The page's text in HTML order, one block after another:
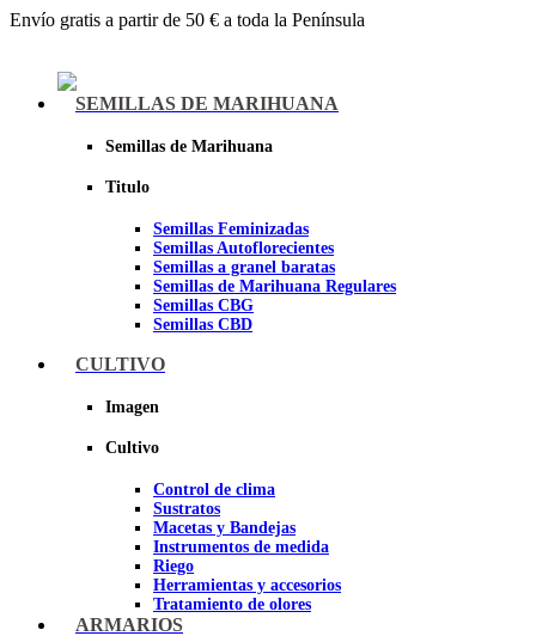
Envío gratis a partir de 50 € a toda la Península
SEMILLAS DE MARIHUANA
Semillas de Marihuana
Titulo
Semillas Feminizadas
Semillas Autoflorecientes
Semillas a granel baratas
Semillas de Marihuana Regulares
Semillas CBG
Semillas CBD
Sheer seeds
CULTIVO
Imagen
Cultivo
Control de clima
Sustratos
Macetas y Bandejas
Instrumentos de medida
Riego
Herramientas y accesorios
Tratamiento de olores
Insecticidas y fungicidas
ARMARIOS